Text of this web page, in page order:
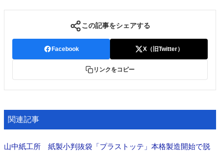
この記事をシェアする
Facebook X（旧Twitter）
リンクをコピー
関連記事
山中紙工所 紙製小判抜袋「プラストッテ」本格製造開始で脱